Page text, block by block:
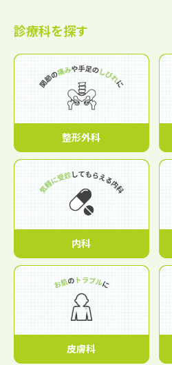
診療科を探す
整形外科
内科
皮膚科